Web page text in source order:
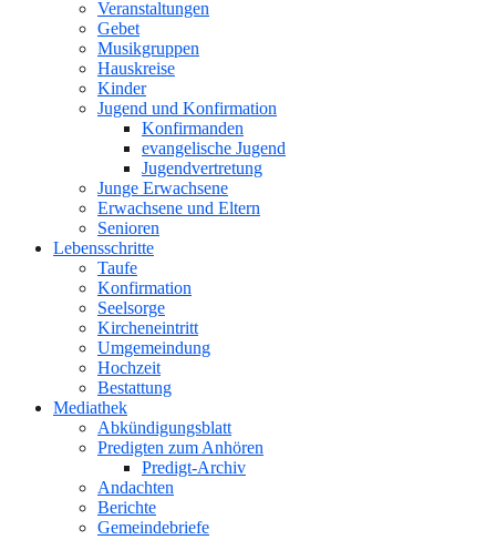
Veranstaltungen
Gebet
Musikgruppen
Hauskreise
Kinder
Jugend und Konfirmation
Konfirmanden
evangelische Jugend
Jugendvertretung
Junge Erwachsene
Erwachsene und Eltern
Senioren
Lebensschritte
Taufe
Konfirmation
Seelsorge
Kircheneintritt
Umgemeindung
Hochzeit
Bestattung
Mediathek
Abkündigungsblatt
Predigten zum Anhören
Predigt-Archiv
Andachten
Berichte
Gemeindebriefe